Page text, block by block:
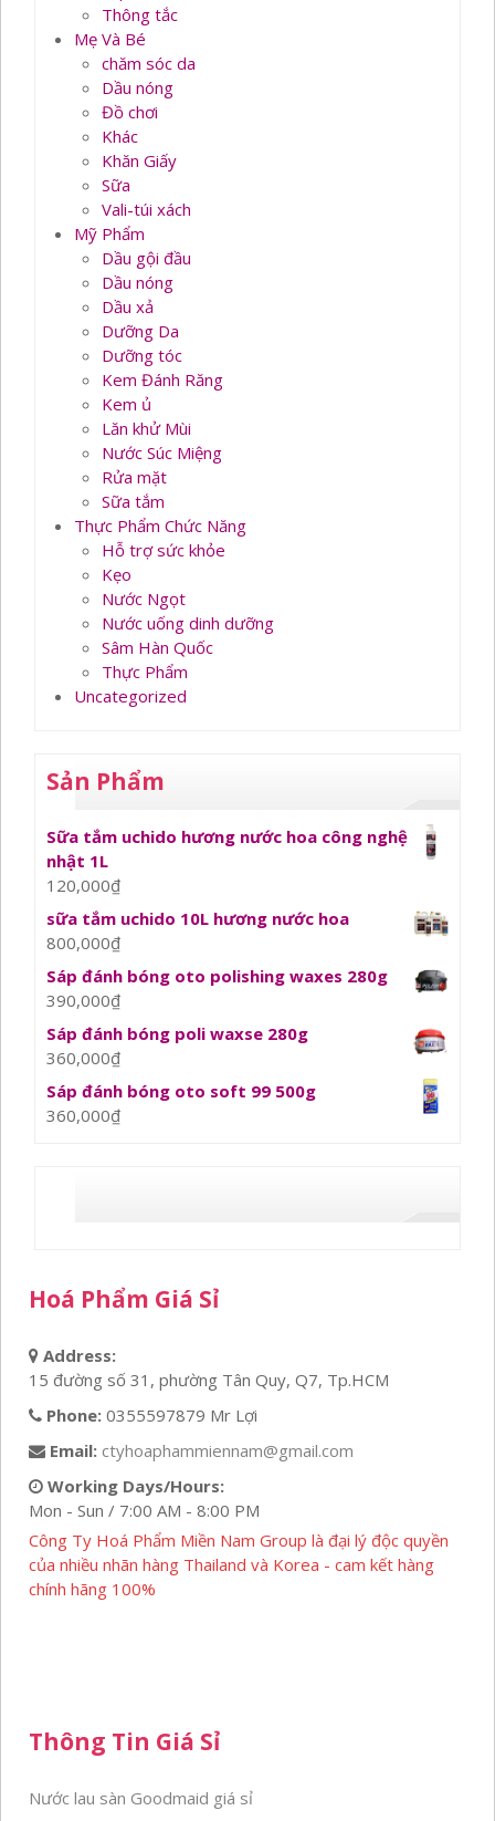
Thông tắc
Mẹ Và Bé
chăm sóc da
Dầu nóng
Đồ chơi
Khác
Khăn Giấy
Sữa
Vali-túi xách
Mỹ Phẩm
Dầu gội đầu
Dầu nóng
Dầu xả
Dưỡng Da
Dưỡng tóc
Kem Đánh Răng
Kem ủ
Lăn khử Mùi
Nước Súc Miệng
Rửa mặt
Sữa tắm
Thực Phẩm Chức Năng
Hỗ trợ sức khỏe
Kẹo
Nước Ngọt
Nước uống dinh dưỡng
Sâm Hàn Quốc
Thực Phẩm
Uncategorized
Sản Phẩm
Sữa tắm uchido hương nước hoa công nghệ
nhật 1L
120,000₫
sữa tắm uchido 10L hương nước hoa
800,000₫
Sáp đánh bóng oto polishing waxes 280g
390,000₫
Sáp đánh bóng poli waxse 280g
360,000₫
Sáp đánh bóng oto soft 99 500g
360,000₫
Hoá Phẩm Giá Sỉ
Address:
15 đường số 31, phường Tân Quy, Q7, Tp.HCM
Phone: 0355597879 Mr Lợi
Email: ctyhoaphammiennam@gmail.com
Working Days/Hours:
Mon - Sun / 7:00 AM - 8:00 PM
Công Ty Hoá Phẩm Miền Nam Group là đại lý độc quyền
của nhiều nhãn hàng Thailand và Korea - cam kết hàng
chính hãng 100%
Thông Tin Giá Sỉ
Nước lau sàn Goodmaid giá sỉ